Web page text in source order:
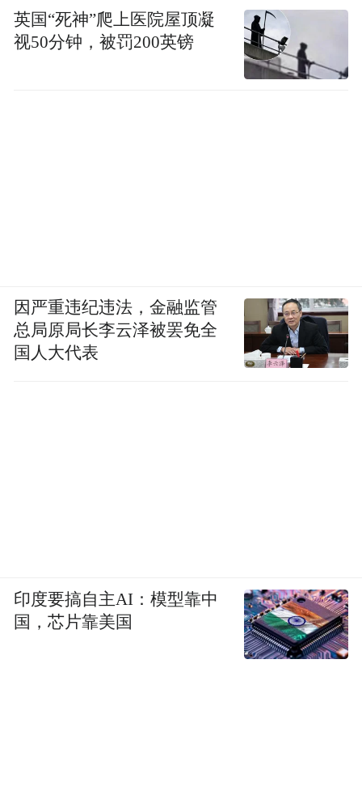
英国“死神”爬上医院屋顶凝
视50分钟，被罚200英镑
因严重违纪违法，金融监管
总局原局长李云泽被罢免全
国人大代表
印度要搞自主AI：模型靠中
国，芯片靠美国